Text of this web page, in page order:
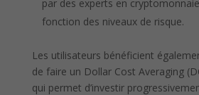
par des experts en
fonction des niveaux de risque.
Les utilisateurs bénéficient
de faire un Dollar Cost Averaging
qui permet d’investir